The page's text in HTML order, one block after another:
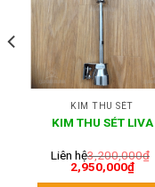
KIM THU SÉT
KIM THU SÉT LIVA
Liên hệ3,200,000₫
2,950,000₫